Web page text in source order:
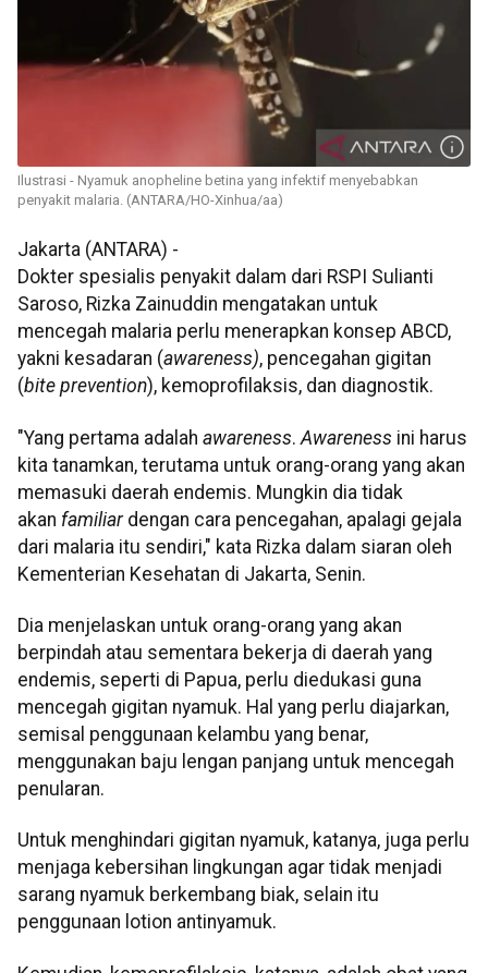
Ilustrasi - Nyamuk anopheline betina yang infektif menyebabkan
penyakit malaria. (ANTARA/HO-Xinhua/aa)
Jakarta (ANTARA) -
Dokter spesialis penyakit dalam dari RSPI Sulianti
Saroso, Rizka Zainuddin mengatakan untuk
mencegah malaria perlu menerapkan konsep ABCD,
yakni kesadaran (awareness), pencegahan gigitan
(bite prevention), kemoprofilaksis, dan diagnostik.
"Yang pertama adalah awareness. Awareness ini harus
kita tanamkan, terutama untuk orang-orang yang akan
memasuki daerah endemis. Mungkin dia tidak
akan familiardengan cara pencegahan, apalagi gejala
dari malaria itu sendiri," kata Rizka dalam siaran oleh
Kementerian Kesehatan di Jakarta, Senin.
Dia menjelaskan untuk orang-orang yang akan
berpindah atau sementara bekerja di daerah yang
endemis, seperti di Papua, perlu diedukasi guna
mencegah gigitan nyamuk. Hal yang perlu diajarkan,
semisal penggunaan kelambu yang benar,
menggunakan baju lengan panjang untuk mencegah
penularan.
Untuk menghindari gigitan nyamuk, katanya, juga perlu
menjaga kebersihan lingkungan agar tidak menjadi
sarang nyamuk berkembang biak, selain itu
penggunaan lotion antinyamuk.